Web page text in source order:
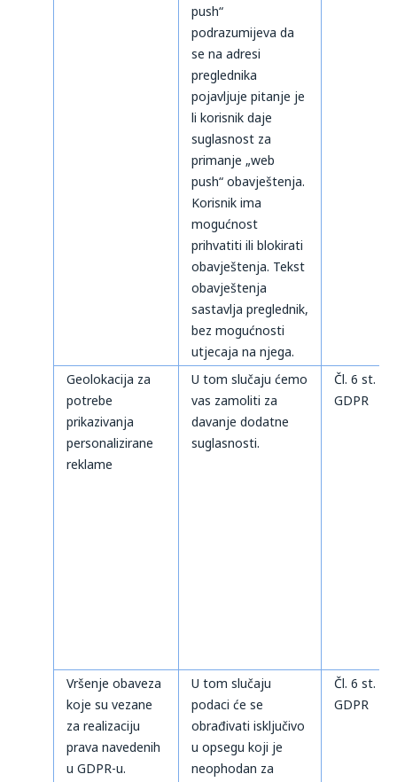
push“
podrazumijeva da
se na adresi
preglednika
pojavljuje pitanje je
li korisnik daje
suglasnost za
primanje „web
push“ obavještenja.
Korisnik ima
mogućnost
prihvatiti ili blokirati
obavještenja. Tekst
obavještenja
sastavlja preglednik,
bez mogućnosti
utjecaja na njega.
Geolokacija za
potrebe
prikazivanja
personalizirane
reklame
U tom slučaju ćemo
vas zamoliti za
davanje dodatne
suglasnosti.
Čl. 6 st. 1
GDPR
Vršenje obaveza
koje su vezane
za realizaciju
prava navedenih
u GDPR-u.
U tom slučaju
podaci će se
obrađivati isključivo
u opsegu koji je
neophodan za
Čl. 6 st. 1
GDPR